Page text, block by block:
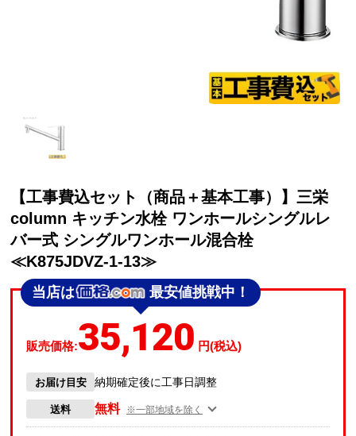
【工事費込セット（商品＋基本工事）】三栄
column キッチン水栓 ワンホールシングルレ
バー式 シングルワンホール混合栓
≪K875JDVZ-1-13≫
当店は 最安値挑戦中！
販売価格:35,120 円(税込)
お届け目安 納期確定後に工事日調整
送料 無料 ※一部地域を除く